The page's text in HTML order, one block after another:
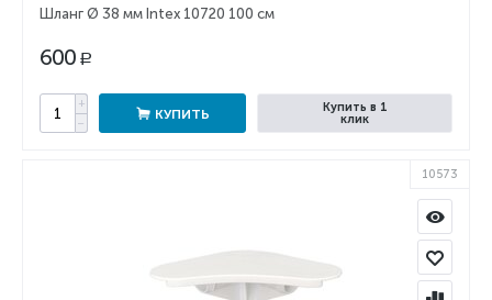
Шланг Ø 38 мм Intex 10720 100 см
600 Р
+
−
КУПИТЬ
Купить в 1
клик
10573